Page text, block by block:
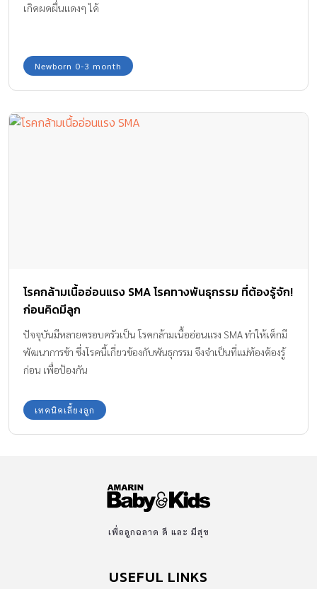
เกิดผดผื่นแดงๆ ได้
Newborn 0-3 month
โรคกล้ามเนื้ออ่อนแรง SMA โรคทางพันธุกรรม ที่ต้องรู้จัก!
ก่อนคิดมีลูก
ปัจจุบันมีหลายครอบครัวเป็น โรคกล้ามเนื้ออ่อนแรง SMA ทำให้เด็กมี
พัฒนาการช้า ซึ่งโรคนี้เกี่ยวข้องกับพันธุกรรม จึงจำเป็นที่แม่ท้องต้องรู้
ก่อน เพื่อป้องกัน
เทคนิคเลี้ยงลูก
เพื่อลูกฉลาด ดี และ มีสุข
USEFUL LINKS